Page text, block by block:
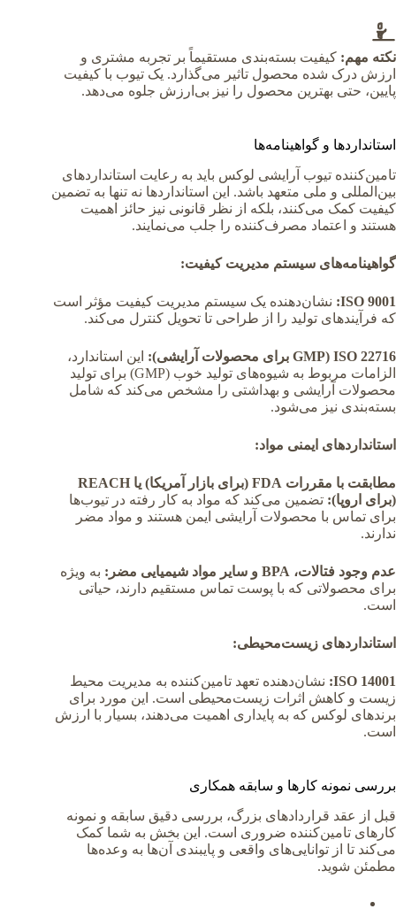
نکته مهم: کیفیت بسته‌بندی مستقیماً بر تجربه مشتری و
ارزش درک شده محصول تاثیر می‌گذارد. یک تیوب با کیفیت
پایین، حتی بهترین محصول را نیز بی‌ارزش جلوه می‌دهد.
استانداردها و گواهینامه‌ها
تامین‌کننده تیوب آرایشی لوکس باید به رعایت استانداردهای
بین‌المللی و ملی متعهد باشد. این استانداردها نه تنها به تضمین
کیفیت کمک می‌کنند، بلکه از نظر قانونی نیز حائز اهمیت
هستند و اعتماد مصرف‌کننده را جلب می‌نمایند.
گواهینامه‌های سیستم مدیریت کیفیت:
ISO 9001: نشان‌دهنده یک سیستم مدیریت کیفیت مؤثر است
که فرآیندهای تولید را از طراحی تا تحویل کنترل می‌کند.
ISO 22716 (GMP برای محصولات آرایشی):
این استاندارد،
الزامات مربوط به شیوه‌های تولید خوب (GMP) برای تولید
محصولات آرایشی و بهداشتی را مشخص می‌کند که شامل
بسته‌بندی نیز می‌شود.
استانداردهای ایمنی مواد:
مطابقت با مقررات FDA (برای بازار آمریکا) یا REACH
(برای اروپا): تضمین می‌کند که مواد به کار رفته در تیوب‌ها
برای تماس با محصولات آرایشی ایمن هستند و مواد مضر
ندارند.
عدم وجود فتالات، BPA و سایر مواد شیمیایی مضر:
به ویژه
برای محصولاتی که با پوست تماس مستقیم دارند، حیاتی
است.
استانداردهای زیست‌محیطی:
ISO 14001: نشان‌دهنده تعهد تامین‌کننده به مدیریت محیط
زیست و کاهش اثرات زیست‌محیطی است. این مورد برای
برندهای لوکس که به پایداری اهمیت می‌دهند، بسیار با ارزش
است.
بررسی نمونه کارها و سابقه همکاری
قبل از عقد قراردادهای بزرگ، بررسی دقیق سابقه و نمونه
کارهای تامین‌کننده ضروری است. این بخش به شما کمک
می‌کند تا از توانایی‌های واقعی و پایبندی آن‌ها به وعده‌ها
مطمئن شوید.